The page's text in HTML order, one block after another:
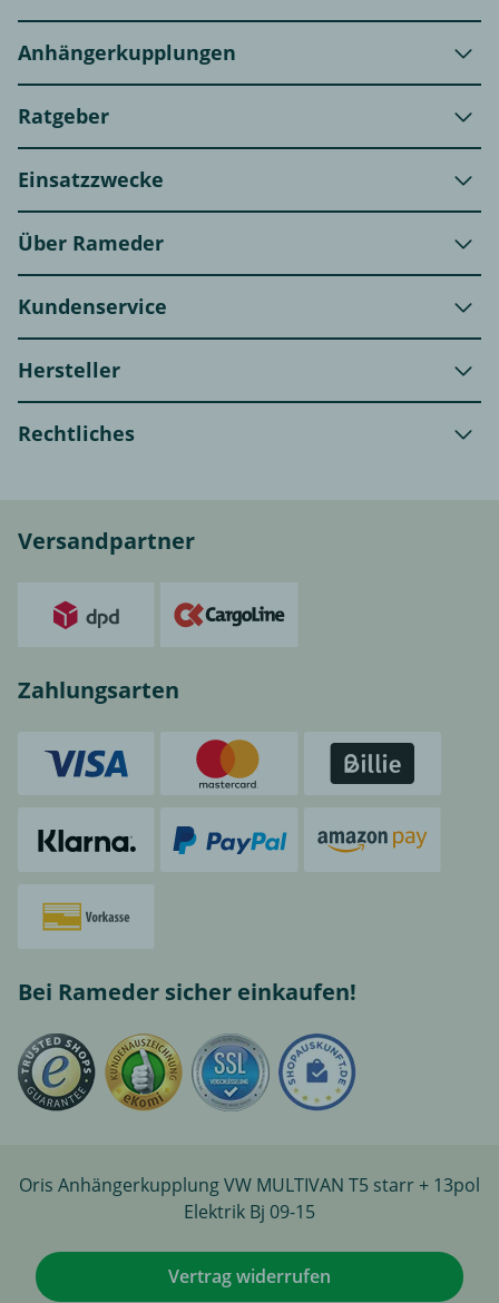
Anhängerkupplungen
Ratgeber
Einsatzzwecke
Über Rameder
Kundenservice
Hersteller
Rechtliches
Versandpartner
Zahlungsarten
Bei Rameder sicher einkaufen!
Oris Anhängerkupplung VW MULTIVAN T5 starr + 13pol
Elektrik Bj 09-15
Vertrag widerrufen